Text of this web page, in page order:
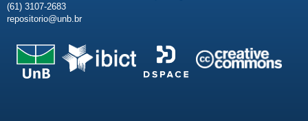
(61) 3107-2683
repositorio@unb.br